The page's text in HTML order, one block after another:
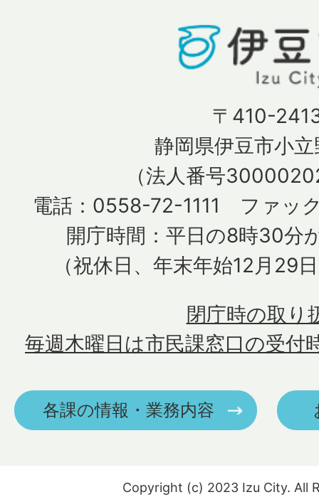
〒410-
静岡県伊豆市小
（法人番号
電話：0558-72-1111 ファッ
開庁時間：平日の8時30分
（祝休日、年末年始12月29
毎週木曜日は市民課窓口の受付
閉庁時の取り
各課の情報・業務内容
Copyright (c) 2023 Izu City. All